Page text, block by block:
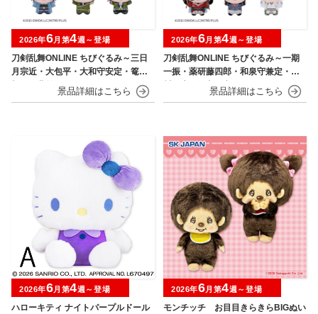
刀剣乱舞ONLINE ちびぐるみ～三日
月宗近・大包平・大和守安定・篭手
切江・豊前江～
2026年6月第4週～登場
刀剣乱舞ONLINE ちびぐるみ～一期
一振・薬研藤四郎・和泉守兼定・堀
川国広・鶴丸国永～
2026年6月第4週～登場
ハローキティ ナイトパープルドール
2026年6月第4週～登場
モンチッチ お目目きらきらBIGぬい
2026年6月第4週～登場